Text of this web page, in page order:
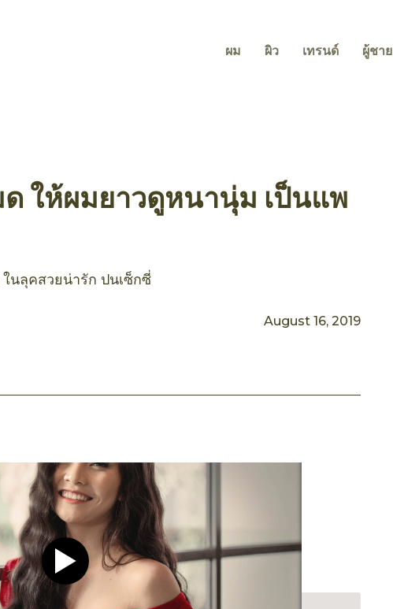
ผม ผิว เทรนด์ ผู้ชาย
ให้ผมยาวดูหนานุ่ม เป็นแพ
ในลุคสวยน่ารัก ปนเซ็กซี่
August 16, 2019
Play video CLEAR Men Deep Cleanse Shampoo.